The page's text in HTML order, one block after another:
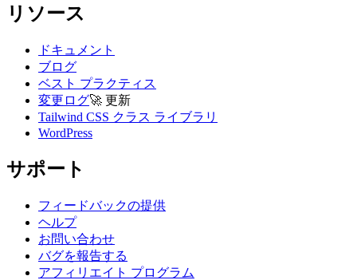
リソース
ドキュメント
ブログ
ベスト プラクティス
変更ログ🚀 更新
Tailwind CSS クラス ライブラリ
WordPress
サポート
フィードバックの提供
ヘルプ
お問い合わせ
バグを報告する
アフィリエイト プログラム